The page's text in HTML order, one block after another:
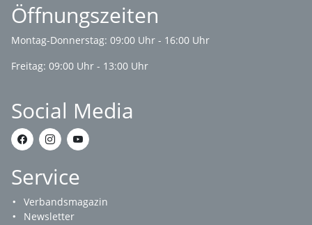
Öffnungszeiten
Montag-Donnerstag: 09:00 Uhr - 16:00 Uhr
Freitag: 09:00 Uhr - 13:00 Uhr
Social Media
Service
Verbandsmagazin
Newsletter